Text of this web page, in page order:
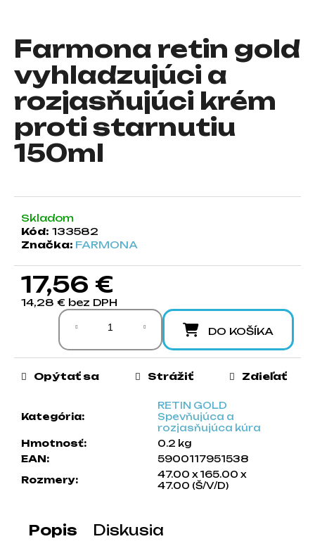
Farmona retin gold
vyhladzujúci a
rozjasňujúci krém
proti starnutiu
150ml
Skladom
Kód: 133582
Značka: FARMONA
17,56 €
14,28 € bez DPH
Jednotková cena:
DO KOŠÍKA
Kategória:
RETIN GOLD
Spevňujúca a
rozjasňujúca kúra
Hmotnosť:
0.2 kg
EAN:
5900117951538
Rozmery:
47.00 x 165.00 x
47.00 (Š/V/D)
Opýtať sa Strážiť Zdieľať
Popis Diskusia
j
s
ť
?
O
d
p
o
r
ú
e